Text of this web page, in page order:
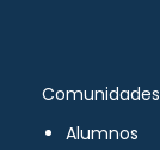
Comunidades
Alumnos